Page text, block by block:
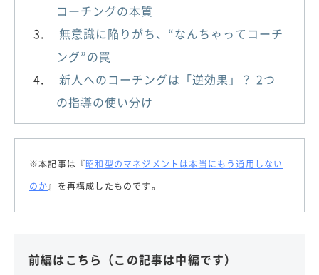
コーチングの本質
無意識に陥りがち、“なんちゃってコーチ
ング”の罠
新人へのコーチングは「逆効果」？ 2つ
の指導の使い分け
※本記事は『昭和型のマネジメントは本当にもう通用しない
のか』を再構成したものです。
前編はこちら（この記事は中編です）